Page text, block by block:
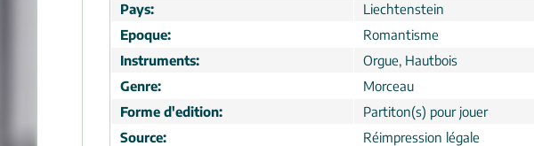
Pays:
Liechtenstein
Epoque:
Romantisme
Instruments:
Orgue, Hautbois
Genre:
Morceau
Forme d'edition:
Partiton(s) pour jouer
Source:
Réimpression légale